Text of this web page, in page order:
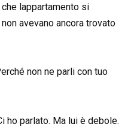
lappartamento si
avevano ancora trovato
non ne parli con tuo
ho parlato. Ma lui è debole.